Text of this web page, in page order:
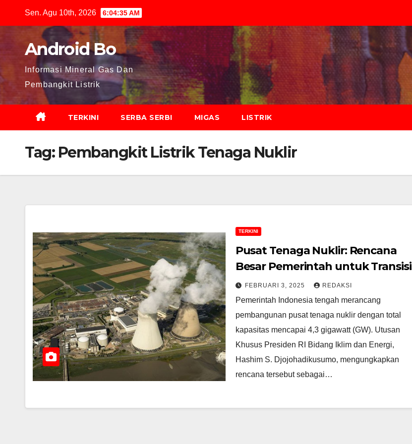
Sen. Agu 10th, 2026 6:04:36 AM
Android Bo
Informasi Mineral Gas Dan
Pembangkit Listrik
TERKINI SERBA SERBI MIGAS LISTRIK
Tag: Pembangkit Listrik Tenaga Nuklir
TERKINI
Pusat Tenaga Nuklir: Rencana
Besar Pemerintah untuk Transisi
Energi atau Cuma Angan-angan?
FEBRUARI 3, 2025 REDAKSI
Pemerintah Indonesia tengah merancang
pembangunan pusat tenaga nuklir dengan total
kapasitas mencapai 4,3 gigawatt (GW). Utusan
Khusus Presiden RI Bidang Iklim dan Energi,
Hashim S. Djojohadikusumo, mengungkapkan
rencana tersebut sebagai…